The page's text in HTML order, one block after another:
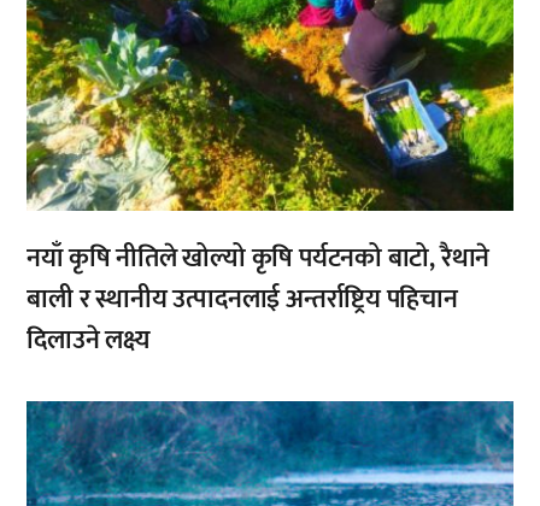
नयाँ कृषि नीतिले खोल्यो कृषि पर्यटनको बाटो, रैथाने
बाली र स्थानीय उत्पादनलाई अन्तर्राष्ट्रिय पहिचान
दिलाउने लक्ष्य
,